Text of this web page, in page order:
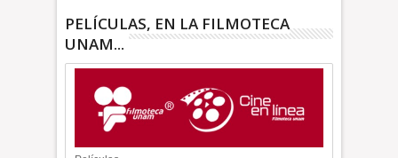
PELÍCULAS, EN LA FILMOTECA
UNAM...